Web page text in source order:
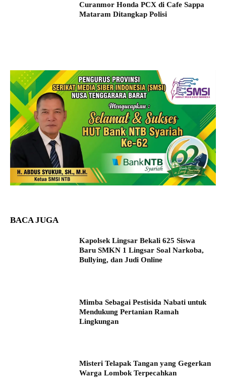
Curanmor Honda PCX di Cafe Sappa
Mataram Ditangkap Polisi
BACA JUGA
Kapolsek Lingsar Bekali 625 Siswa
Baru SMKN 1 Lingsar Soal Narkoba,
Bullying, dan Judi Online
Mimba Sebagai Pestisida Nabati untuk
Mendukung Pertanian Ramah
Lingkungan
Misteri Telapak Tangan yang Gegerkan
Warga Lombok Terpecahkan